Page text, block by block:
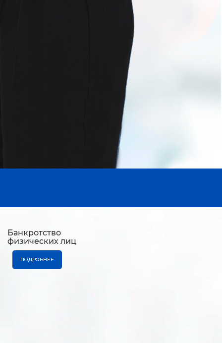
Банкротство
физических лиц
ПОДРОБНЕЕ